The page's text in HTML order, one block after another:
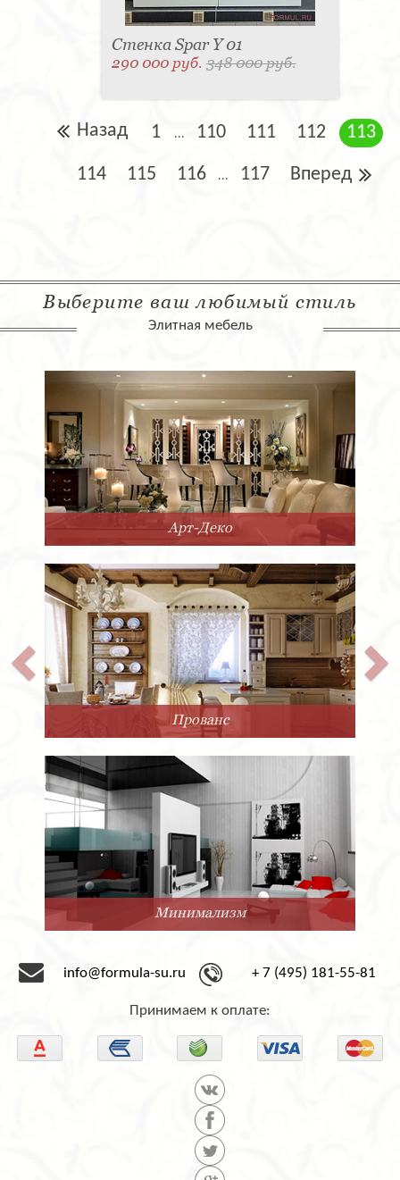
Стенка Spar Y 01
290 000 руб.348 000 руб.
Назад 1 ... 110 111 112 113
114 115 116 ... 117 Вперед
Выберите ваш любимый стиль
Элитная мебель
Арт-Деко
Прованс
Минимализм
info@formula-su.ru + 7 (495) 181-55-81
Принимаем к оплате: